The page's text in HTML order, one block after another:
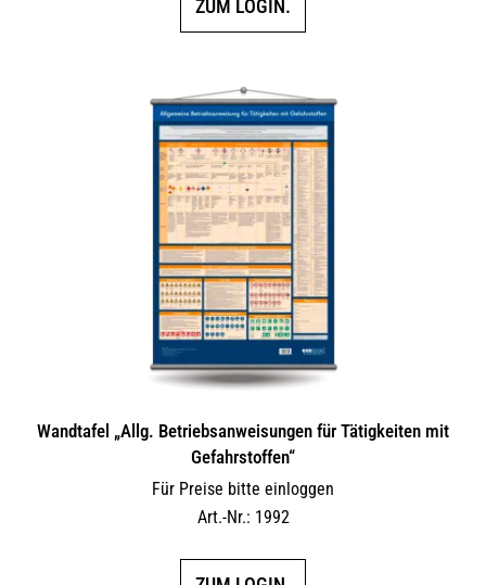
ZUM LOGIN.
Wandtafel „Allg. Betriebsanweisungen für Tätigkeiten mit
Gefahrstoffen“
Für Preise bitte einloggen
Art.-Nr.: 1992